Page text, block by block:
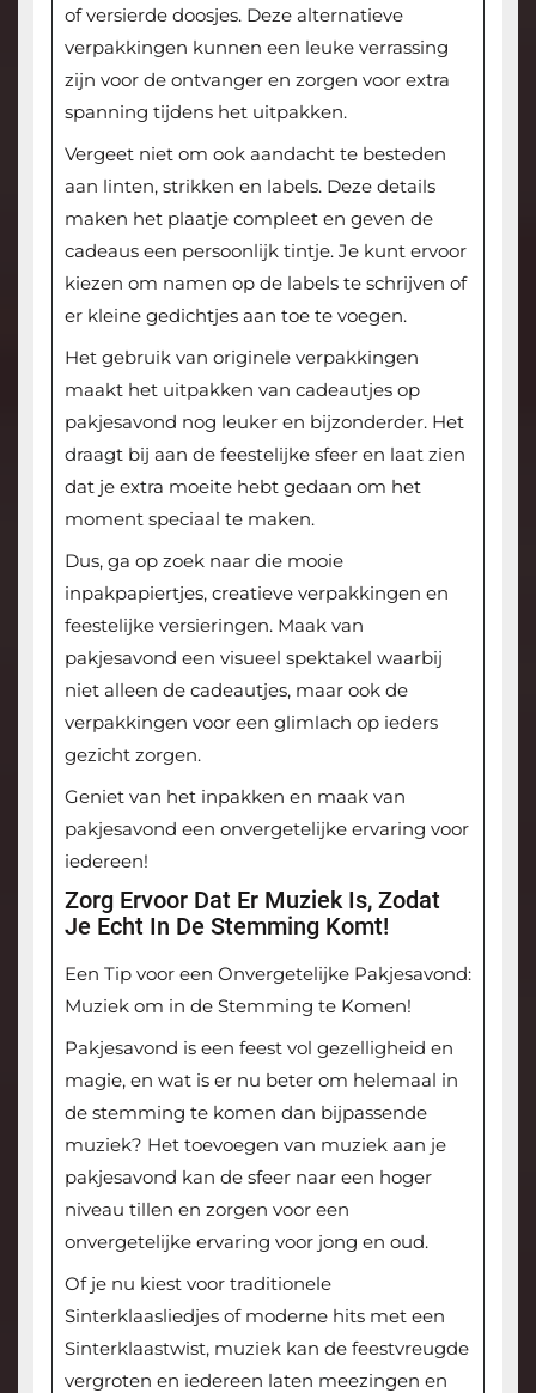
of versierde doosjes. Deze alternatieve
verpakkingen kunnen een leuke verrassing
zijn voor de ontvanger en zorgen voor extra
spanning tijdens het uitpakken.
Vergeet niet om ook aandacht te besteden
aan linten, strikken en labels. Deze details
maken het plaatje compleet en geven de
cadeaus een persoonlijk tintje. Je kunt ervoor
kiezen om namen op de labels te schrijven of
er kleine gedichtjes aan toe te voegen.
Het gebruik van originele verpakkingen
maakt het uitpakken van cadeautjes op
pakjesavond nog leuker en bijzonderder. Het
draagt bij aan de feestelijke sfeer en laat zien
dat je extra moeite hebt gedaan om het
moment speciaal te maken.
Dus, ga op zoek naar die mooie
inpakpapiertjes, creatieve verpakkingen en
feestelijke versieringen. Maak van
pakjesavond een visueel spektakel waarbij
niet alleen de cadeautjes, maar ook de
verpakkingen voor een glimlach op ieders
gezicht zorgen.
Geniet van het inpakken en maak van
pakjesavond een onvergetelijke ervaring voor
iedereen!
Zorg Ervoor Dat Er Muziek Is, Zodat
Je Echt In De Stemming Komt!
Een Tip voor een Onvergetelijke Pakjesavond:
Muziek om in de Stemming te Komen!
Pakjesavond is een feest vol gezelligheid en
magie, en wat is er nu beter om helemaal in
de stemming te komen dan bijpassende
muziek? Het toevoegen van muziek aan je
pakjesavond kan de sfeer naar een hoger
niveau tillen en zorgen voor een
onvergetelijke ervaring voor jong en oud.
Of je nu kiest voor traditionele
Sinterklaasliedjes of moderne hits met een
Sinterklaastwist, muziek kan de feestvreugde
vergroten en iedereen laten meezingen en